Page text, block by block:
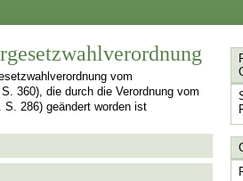
vom
360), die durch die Verordnung vom
286) geändert worden ist